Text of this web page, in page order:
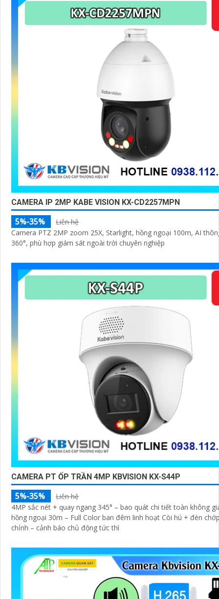
CAMERA IP 2MP KABE VISION KX-CD2257MPN
5%-35%
Liên hệ
Camera PTZ 2MP zoom 25X, Starlight, hồng ngoại 100m, AI
360°, phù hợp giám sát ngoài trời chuyên nghiệp
CAMERA PT ỐP TRẦN 4MP KBVISION KX-S44P
5%-35%
Liên hệ
4MP sắc nét + quay ngang 345° – bao quát chi tiết toàn không
hồng ngoại 30m – Full Color ban đêm linh hoạt Còi hú + đèn
chỉnh – cảnh báo chủ động tức thì